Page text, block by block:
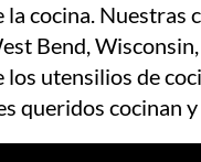
cocina. Nuestras
Bend,
utensilios de
queridos cocinan